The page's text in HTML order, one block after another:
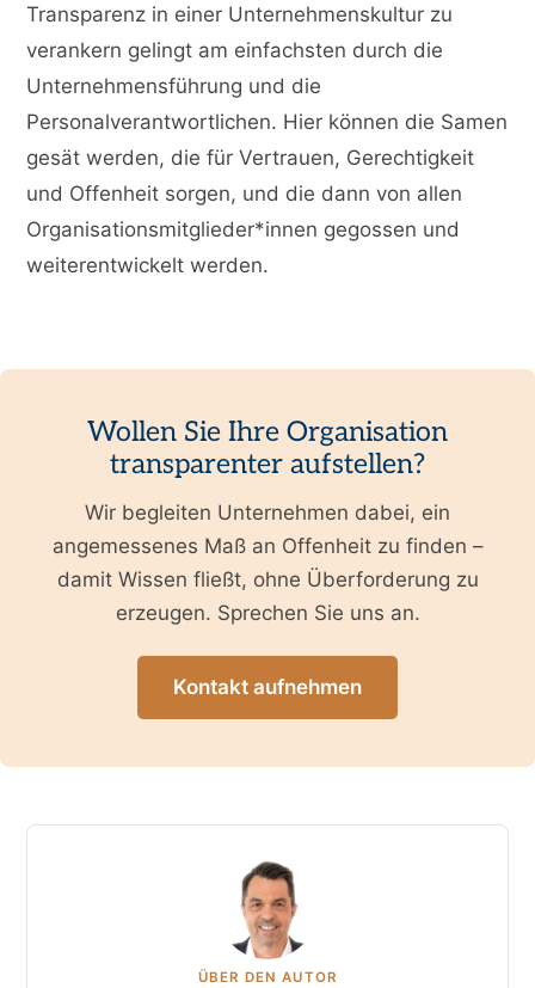
Transparenz in einer Unternehmenskultur zu
verankern gelingt am einfachsten durch die
Unternehmensführung und die
Personalverantwortlichen. Hier können die Samen
gesät werden, die für Vertrauen, Gerechtigkeit
und Offenheit sorgen, und die dann von allen
Organisationsmitglieder*innen gegossen und
weiterentwickelt werden.
Wollen Sie Ihre Organisation
transparenter aufstellen?
Wir begleiten Unternehmen dabei, ein
angemessenes Maß an Offenheit zu finden –
damit Wissen fließt, ohne Überforderung zu
erzeugen. Sprechen Sie uns an.
Kontakt aufnehmen
ÜBER DEN AUTOR